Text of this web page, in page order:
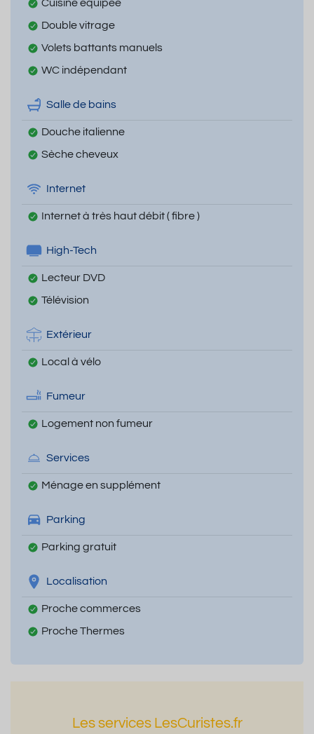
Cuisine équipée
Double vitrage
Volets battants manuels
WC indépendant
Salle de bains
Douche italienne
Sèche cheveux
Internet
Internet à très haut débit ( fibre )
High-Tech
Lecteur DVD
Télévision
Extérieur
Local à vélo
Fumeur
Logement non fumeur
Services
Ménage en supplément
Parking
Parking gratuit
Localisation
Proche commerces
Proche Thermes
Les services LesCuristes.fr